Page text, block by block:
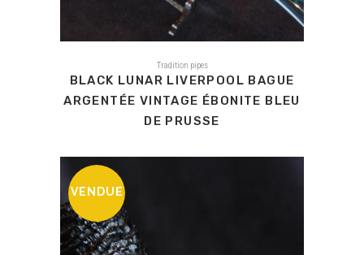
Tradition pipes
BLACK LUNAR LIVERPOOL BAGUE
ARGENTÉE VINTAGE ÉBONITE BLEU
DE PRUSSE
VENDUE